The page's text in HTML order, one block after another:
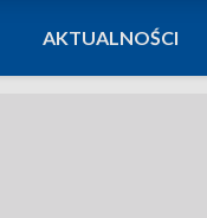
AKTUALNOŚCI